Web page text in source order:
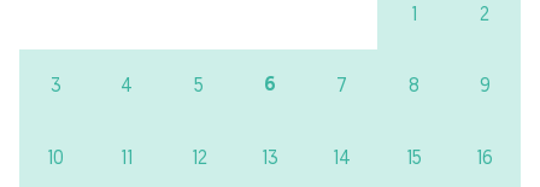
1 2
3 4 5 6 7 8 9
10 11 12 13 14 15 16